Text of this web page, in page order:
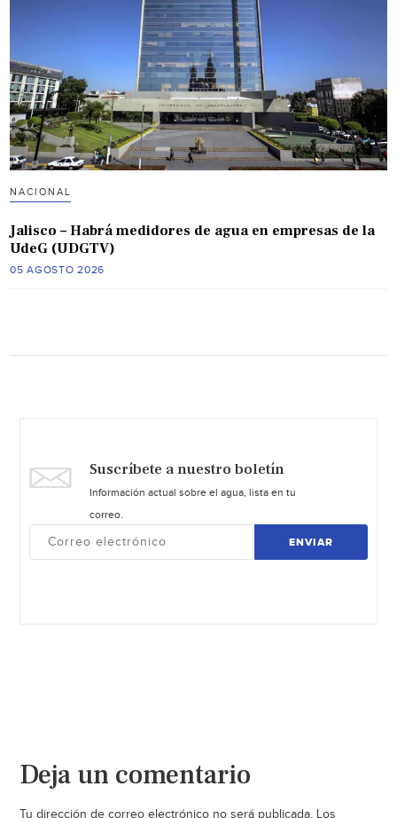
NACIONAL
Jalisco – Habrá medidores de agua en empresas de la
UdeG (UDGTV)
05 AGOSTO 2026
Suscríbete a nuestro boletín
Información actual sobre el agua, lista en tu
correo.
ENVIAR
Deja un comentario
Tu dirección de correo electrónico no será publicada. Los